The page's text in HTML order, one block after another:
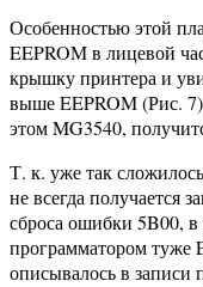
Особенностью этой
EEPROM в лицевой
крышку принтера и
выше EEPROM (Рис.
этом MG3540,
Т. к. уже так
не всегда получается
сброса ошибки 5B00, в
программатором туже
описывалось в записи